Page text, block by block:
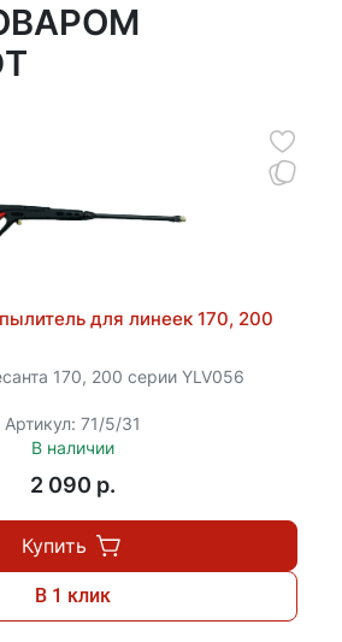
для линеек 170, 200
170, 200 серии YLV056
Артикул: 71/5/31
В наличии
2 090 p.
Купить
В 1 клик